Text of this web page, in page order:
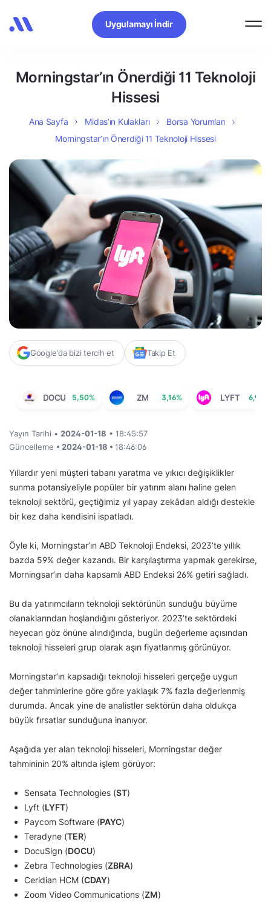
Uygulamayı İndir
Morningstar’ın Önerdiği 11 Teknoloji
Hissesi
Ana Sayfa Midas’ın Kulakları
Borsa Yorumları
Morningstar’ın Önerdiği 11 Teknoloji Hissesi
Google'da bizi tercih et Takip Et
DOCU 5,50% ZM 3,16% LYFT 6,96%
Yayın Tarihi • 2024-01-18 • 18:45:57
Güncelleme • 2024-01-18 • 18:46:06
Yıllardır yeni müşteri tabanı yaratma ve yıkıcı değişiklikler
sunma potansiyeliyle popüler bir yatırım alanı haline gelen
teknoloji sektörü, geçtiğimiz yıl yapay zekâdan aldığı destekle
bir kez daha kendisini ispatladı.
Öyle ki, Morningstar’ın ABD Teknoloji Endeksi, 2023’te yıllık
bazda 59% değer kazandı. Bir karşılaştırma yapmak gerekirse,
Morningsar’ın daha kapsamlı ABD Endeksi 26% getiri sağladı.
Bu da yatırımcıların teknoloji sektörünün sunduğu büyüme
olanaklarından hoşlandığını gösteriyor. 2023’te sektördeki
heyecan göz önüne alındığında, bugün değerleme açısından
teknoloji hisseleri grup olarak aşırı fiyatlanmış görünüyor.
Morningstar’ın kapsadığı teknoloji hisseleri gerçeğe uygun
değer tahminlerine göre göre yaklaşık 7% fazla değerlenmiş
durumda. Ancak yine de analistler sektörün daha oldukça
büyük fırsatlar sunduğuna inanıyor.
Aşağıda yer alan teknoloji hisseleri, Morningstar değer
tahmininin 20% altında işlem görüyor:
Sensata Technologies (ST)
Lyft (LYFT)
Paycom Software (PAYC)
Teradyne (TER)
DocuSign (DOCU)
Zebra Technologies (ZBRA)
Ceridian HCM (CDAY)
Zoom Video Communications (ZM)